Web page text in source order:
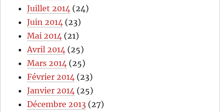
Juillet 2014 (24)
Juin 2014 (23)
Mai 2014 (21)
Avril 2014 (25)
Mars 2014 (25)
Février 2014 (23)
Janvier 2014 (25)
Décembre 2013 (27)